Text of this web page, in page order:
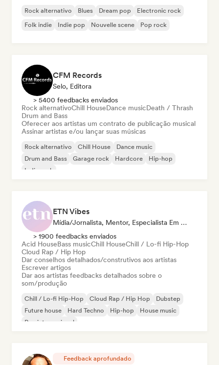
Rock alternativo Blues Dream pop
Electronic rock
Folk indie
Indie pop Nouvelle scene Pop rock
CFM Records
Selo, Editora
> 5400 feedbacks enviados
Rock alternativoChill HouseDance musicDeath / Thrash
Drum and Bass
Oferecer aos artistas um contrato de publicação musical
Assinar artistas e/ou lançar suas músicas
Rock alternativo Chill House
Dance music
Drum and Bass
Garage rock Hardcore
Hip-hop
Indie rock
ETN Vibes
Mídia/Jornalista, Mentor, Especialista Em Som
> 1900 feedbacks enviados
Acid HouseBass musicChill HouseChill / Lo-fi Hip-Hop
Cloud Rap / Hip Hop
Dar conselhos detalhados/construtivos aos artistas
Escrever artigos
Dar aos artistas feedbacks detalhados sobre o
som/produção
Chill / Lo-fi Hip-Hop Cloud Rap / Hip Hop
Dubstep
Future house
Hard Techno Hip-hop
House music
Rap internacional
Feedback aprofundado